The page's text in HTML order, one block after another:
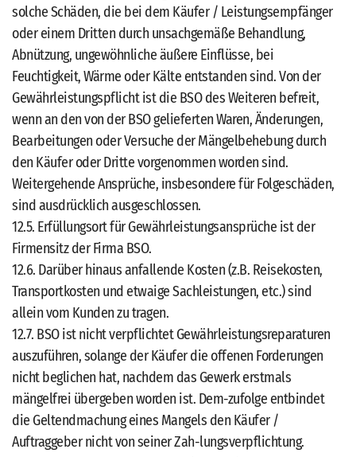
solche Schäden, die bei dem Käufer / Leistungsempfänger
oder einem Dritten durch unsachgemäße Behandlung,
Abnützung, ungewöhnliche äußere Einflüsse, bei
Feuchtigkeit, Wärme oder Kälte entstanden sind. Von der
Gewährleistungspflicht ist die BSO des Weiteren befreit,
wenn an den von der BSO gelieferten Waren, Änderungen,
Bearbeitungen oder Versuche der Mängelbehebung durch
den Käufer oder Dritte vorgenommen worden sind.
Weitergehende Ansprüche, insbesondere für Folgeschäden,
sind ausdrücklich ausgeschlossen.
12.5. Erfüllungsort für Gewährleistungsansprüche ist der
Firmensitz der Firma BSO.
12.6. Darüber hinaus anfallende Kosten (z.B. Reisekosten,
Transportkosten und etwaige Sachleistungen, etc.) sind
allein vom Kunden zu tragen.
12.7. BSO ist nicht verpflichtet Gewährleistungsreparaturen
auszuführen, solange der Käufer die offenen Forderungen
nicht beglichen hat, nachdem das Gewerk erstmals
mängelfrei übergeben worden ist. Dem-zufolge entbindet
die Geltendmachung eines Mangels den Käufer /
Auftraggeber nicht von seiner Zah-lungsverpflichtung.